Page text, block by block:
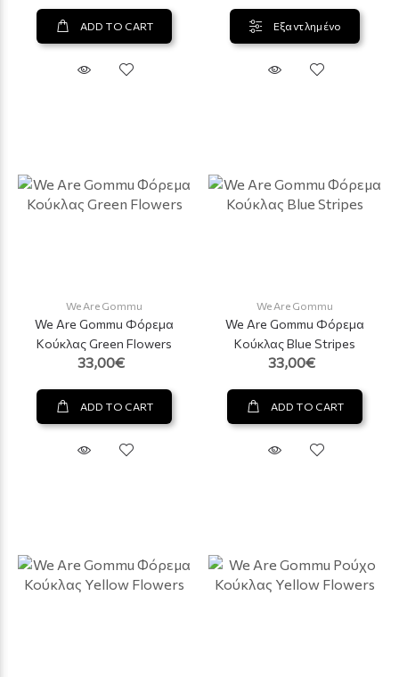
ADD TO CART Εξαντλημένο
We Are Gommu
We Are Gommu Φόρεμα
Κούκλας Green Flowers
33,00€
ADD TO CART
We Are Gommu
We Are Gommu Φόρεμα
Κούκλας Blue Stripes
33,00€
ADD TO CART